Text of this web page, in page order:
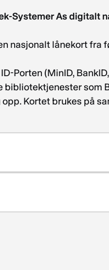
Systemer As digitalt
nasjonalt lånekort fra
Porten (MinID,
Kortet brukes på